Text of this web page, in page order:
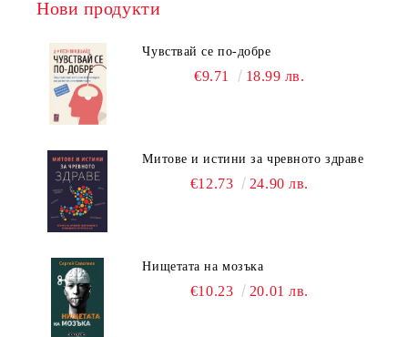
Нови продукти
Чувствай се по-добре
€9.71 18.99 лв.
Митове и истини за чревното здраве
€12.73 24.90 лв.
Нищетата на мозъка
€10.23 20.01 лв.